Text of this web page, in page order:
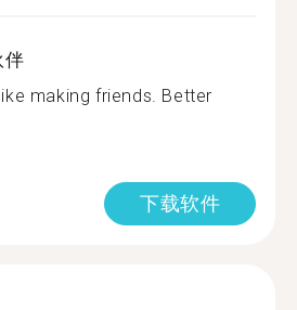
伴
making friends. Better
下载软件